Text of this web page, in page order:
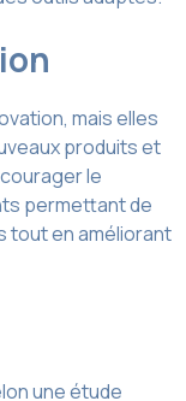
mais elles
produits et
le
permettant de
tout en améliorant
une étude